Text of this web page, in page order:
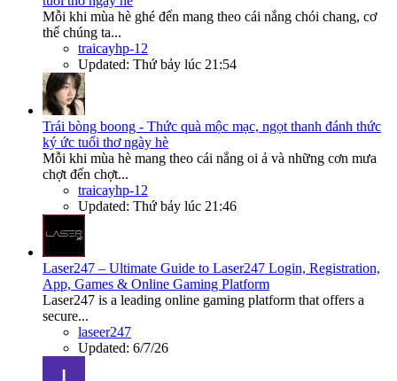
Mỗi khi mùa hè ghé đến mang theo cái nắng chói chang, cơ
thể chúng ta...
traicayhp-12
Updated: Thứ bảy lúc 21:54
Trái bòng boong - Thức quà mộc mạc, ngọt thanh đánh thức
ký ức tuổi thơ ngày hè
Mỗi khi mùa hè mang theo cái nắng oi ả và những cơn mưa
chợt đến chợt...
traicayhp-12
Updated: Thứ bảy lúc 21:46
Laser247 – Ultimate Guide to Laser247 Login, Registration,
App, Games & Online Gaming Platform
Laser247 is a leading online gaming platform that offers a
secure...
laseer247
Updated: 6/7/26